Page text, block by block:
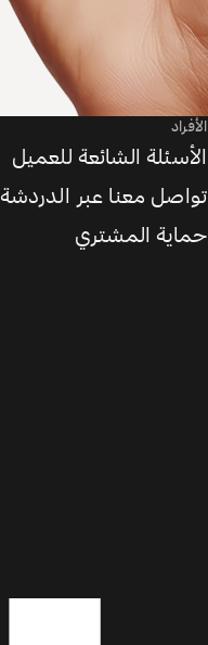
الأفراد
الأسئلة الشائعة للعميل
تواصل معنا عبر الدردشة
حماية المشتري